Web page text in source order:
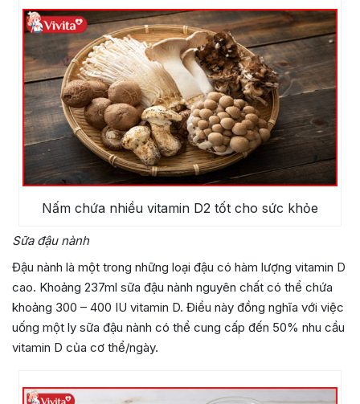
Nấm chứa nhiều vitamin D2 tốt cho sức khỏe
Sữa đậu nành
Đậu nành là một trong những loại đậu có hàm lượng vitamin D
cao. Khoảng 237ml sữa đậu nành nguyên chất có thể chứa
khoảng 300 – 400 IU vitamin D. Điều này đồng nghĩa với việc
uống một ly sữa đậu nành có thể cung cấp đến 50% nhu cầu
vitamin D của cơ thể/ngày.